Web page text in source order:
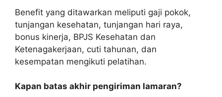
Benefit yang ditawarkan meliputi gaji pokok,
tunjangan kesehatan, tunjangan hari raya,
bonus kinerja, BPJS Kesehatan dan
Ketenagakerjaan, cuti tahunan, dan
kesempatan mengikuti pelatihan.
Kapan batas akhir pengiriman lamaran?